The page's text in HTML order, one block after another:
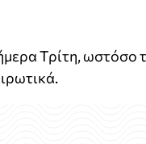
Τρίτη, ωστόσο